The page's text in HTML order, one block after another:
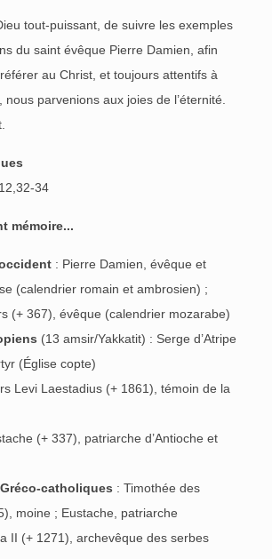
tout-puissant, de suivre les exemples
du saint évêque Pierre Damien, afin
au Christ, et toujours attentifs à
parvenions aux joies de l’éternité.
34
mémoire...
: Pierre Damien, évêque et
(calendrier romain et ambrosien) ;
(+ 367), évêque (calendrier mozarabe)
(13 amsir/Yakkatit) : Serge d’Atripe
(Église copte)
Levi Laestadius (+ 1861), témoin de la
(+ 337), patriarche d’Antioche et
catholiques : Timothée des
moine ; Eustache, patriarche
II (+ 1271), archevêque des serbes